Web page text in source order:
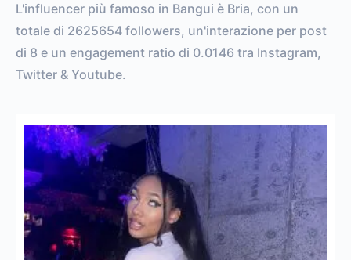
L'influencer più famoso in Bangui è Bria, con un
totale di 2625654 followers, un'interazione per post
di 8 e un engagement ratio di 0.0146 tra Instagram,
Twitter & Youtube.